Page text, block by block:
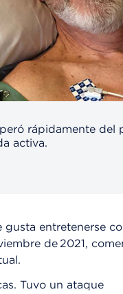
rápidamente
activa.
gusta entretenerse
de 2021,
Tuvo un ataque